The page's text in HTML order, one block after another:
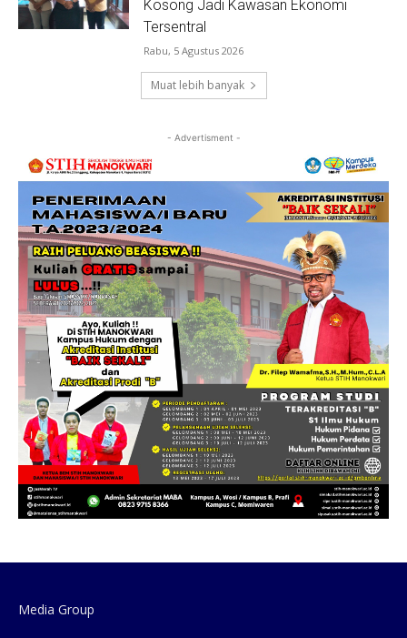
Kosong Jadi Kawasan Ekonomi
Tersentral
Rabu, 5 Agustus 2026
Muat lebih banyak
- Advertisment -
Media Group